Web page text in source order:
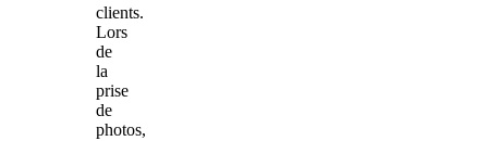
clients.
Lors
de
la
prise
de
photos,